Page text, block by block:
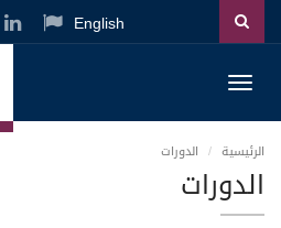
English
الرئيسية الدورات
الدورات